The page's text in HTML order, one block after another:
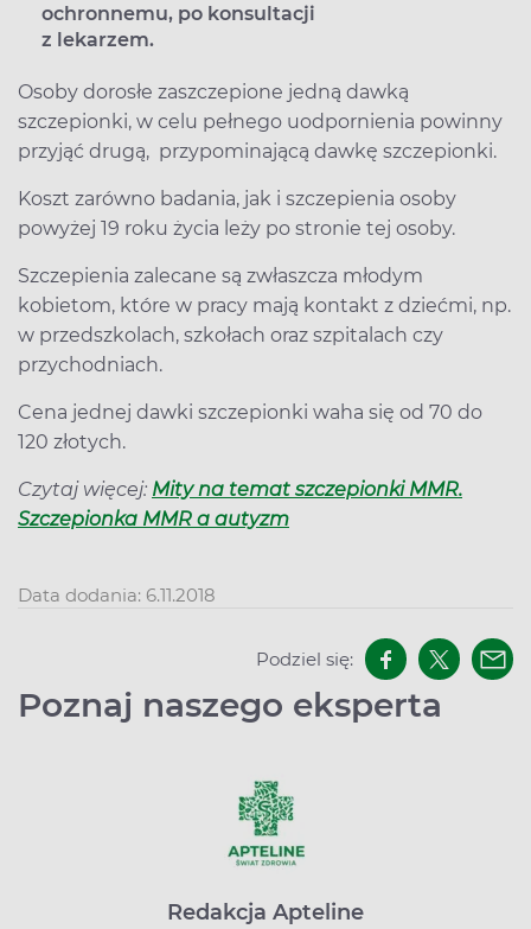
ochronnemu, po konsultacji
z lekarzem.
Osoby dorosłe zaszczepione jedną dawką
szczepionki, w celu pełnego uodpornienia powinny
przyjąć drugą, przypominającą dawkę szczepionki.
Koszt zarówno badania, jak i szczepienia osoby
powyżej 19 roku życia leży po stronie tej osoby.
Szczepienia zalecane są zwłaszcza młodym
kobietom, które w pracy mają kontakt z dziećmi, np.
w przedszkolach, szkołach oraz szpitalach czy
przychodniach.
Cena jednej dawki szczepionki waha się od 70 do
120 złotych.
Czytaj więcej: Mity na temat szczepionki MMR.
Szczepionka MMR a autyzm
Data dodania: 6.11.2018
Podziel się:
Poznaj naszego eksperta
Redakcja Apteline